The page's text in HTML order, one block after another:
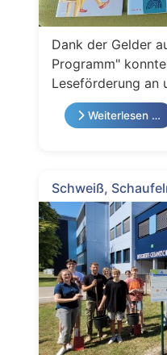
Dank der Gelder
Programm"
Leseförderung an
Weiterlesen …
Schweiß,